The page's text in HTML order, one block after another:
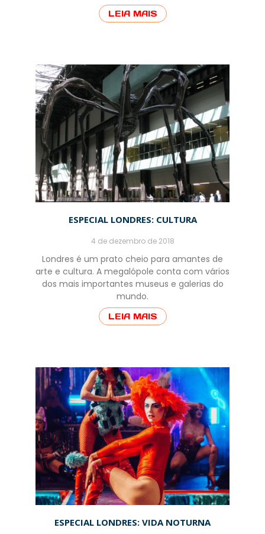
LEIA MAIS
ESPECIAL LONDRES: CULTURA
4 de dezembro de 2018
Londres é um prato cheio para amantes de
arte e cultura. A megalópole conta com vários
dos mais importantes museus e galerias do
mundo.
LEIA MAIS
ESPECIAL LONDRES: VIDA NOTURNA